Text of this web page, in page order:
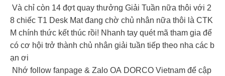
Và chỉ còn 14 đợt quay thưởng Giải Tuần nữa thôi với 2
8 chiếc T1 Desk Mat đang chờ chủ nhân nữa thôi là CTK
M chính thức kết thúc rồi! Nhanh tay quét mã tham gia để
có cơ hội trở thành chủ nhân giải tuần tiếp theo nha các b
ạn ơi
Nhớ follow fanpage & Zalo OA DORCO Vietnam để cập